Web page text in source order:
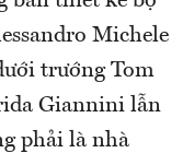
Michele
trướng Tom
Giannini lẫn
phải là nhà